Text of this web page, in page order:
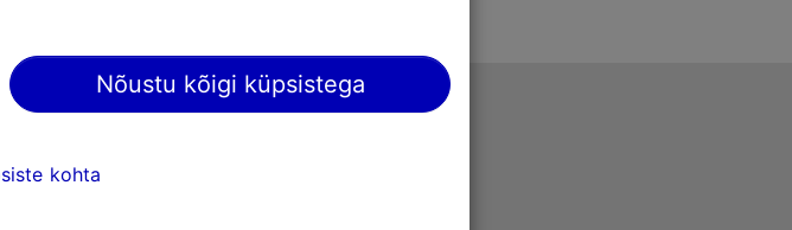
Kasutajatingimused
Nõustu kõigi küpsistega
kohta